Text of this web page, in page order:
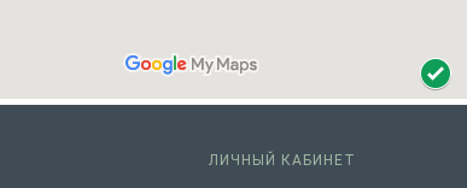
ЛИЧНЫЙ КАБИНЕТ